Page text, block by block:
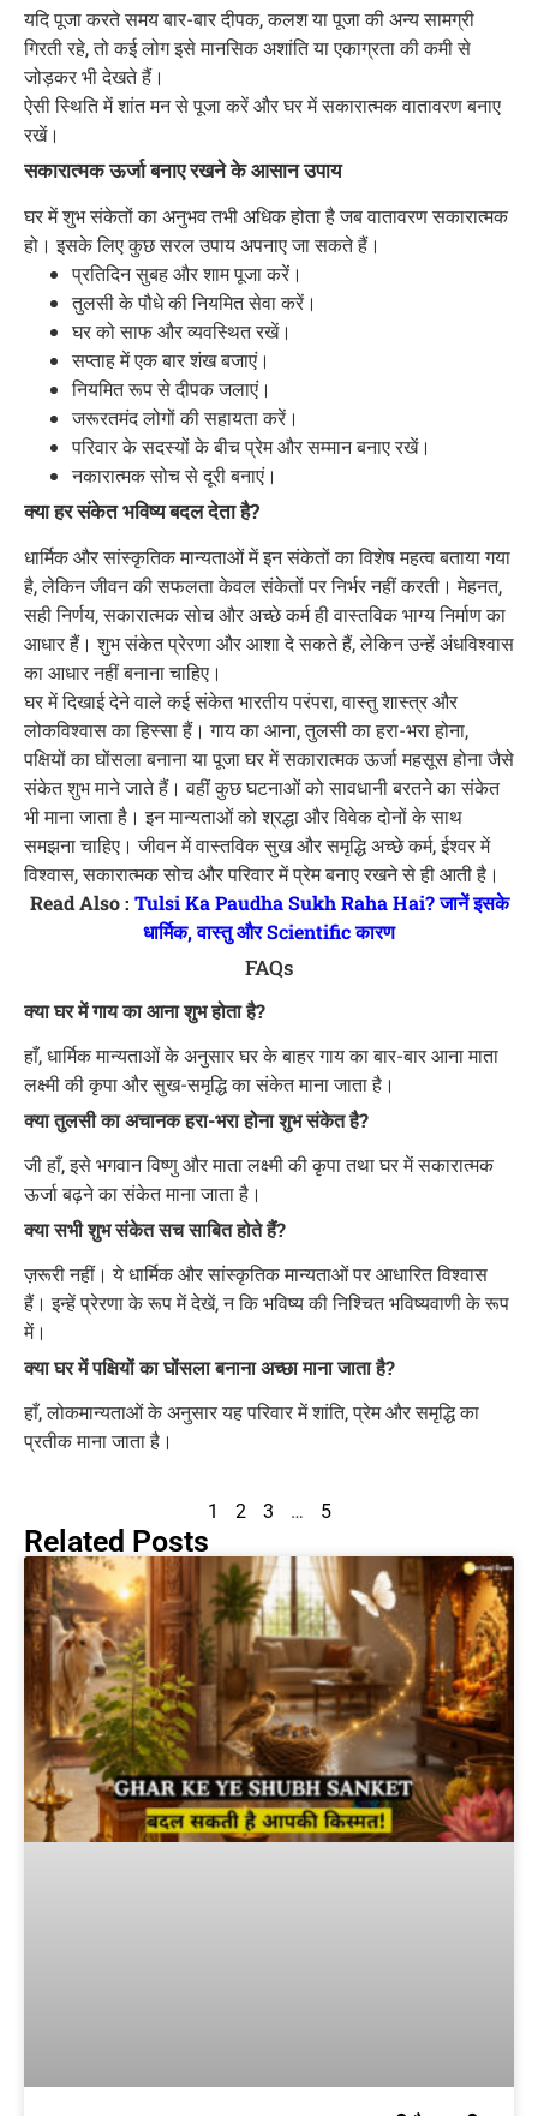
यदि पूजा करते समय बार-बार दीपक, कलश या पूजा की अन्य सामग्री
गिरती रहे, तो कई लोग इसे मानसिक अशांति या एकाग्रता की कमी से
जोड़कर भी देखते हैं।
ऐसी स्थिति में शांत मन से पूजा करें और घर में सकारात्मक वातावरण बनाए
रखें।
सकारात्मक ऊर्जा बनाए रखने के आसान उपाय
घर में शुभ संकेतों का अनुभव तभी अधिक होता है जब वातावरण सकारात्मक
हो। इसके लिए कुछ सरल उपाय अपनाए जा सकते हैं।
प्रतिदिन सुबह और शाम पूजा करें।
तुलसी के पौधे की नियमित सेवा करें।
घर को साफ और व्यवस्थित रखें।
सप्ताह में एक बार शंख बजाएं।
नियमित रूप से दीपक जलाएं।
जरूरतमंद लोगों की सहायता करें।
परिवार के सदस्यों के बीच प्रेम और सम्मान बनाए रखें।
नकारात्मक सोच से दूरी बनाएं।
क्या हर संकेत भविष्य बदल देता है?
धार्मिक और सांस्कृतिक मान्यताओं में इन संकेतों का विशेष महत्व बताया गया
है, लेकिन जीवन की सफलता केवल संकेतों पर निर्भर नहीं करती। मेहनत,
सही निर्णय, सकारात्मक सोच और अच्छे कर्म ही वास्तविक भाग्य निर्माण का
आधार हैं। शुभ संकेत प्रेरणा और आशा दे सकते हैं, लेकिन उन्हें अंधविश्वास
का आधार नहीं बनाना चाहिए।
घर में दिखाई देने वाले कई संकेत भारतीय परंपरा, वास्तु शास्त्र और
लोकविश्वास का हिस्सा हैं। गाय का आना, तुलसी का हरा-भरा होना,
पक्षियों का घोंसला बनाना या पूजा घर में सकारात्मक ऊर्जा महसूस होना जैसे
संकेत शुभ माने जाते हैं। वहीं कुछ घटनाओं को सावधानी बरतने का संकेत
भी माना जाता है। इन मान्यताओं को श्रद्धा और विवेक दोनों के साथ
समझना चाहिए। जीवन में वास्तविक सुख और समृद्धि अच्छे कर्म, ईश्वर में
विश्वास, सकारात्मक सोच और परिवार में प्रेम बनाए रखने से ही आती है।
Read Also : Tulsi Ka Paudha Sukh Raha Hai? जानें इसके
धार्मिक, वास्तु और Scientific कारण
FAQs
क्या घर में गाय का आना शुभ होता है?
हाँ, धार्मिक मान्यताओं के अनुसार घर के बाहर गाय का बार-बार आना माता
लक्ष्मी की कृपा और सुख-समृद्धि का संकेत माना जाता है।
क्या तुलसी का अचानक हरा-भरा होना शुभ संकेत है?
जी हाँ, इसे भगवान विष्णु और माता लक्ष्मी की कृपा तथा घर में सकारात्मक
ऊर्जा बढ़ने का संकेत माना जाता है।
क्या सभी शुभ संकेत सच साबित होते हैं?
ज़रूरी नहीं। ये धार्मिक और सांस्कृतिक मान्यताओं पर आधारित विश्वास
हैं। इन्हें प्रेरणा के रूप में देखें, न कि भविष्य की निश्चित भविष्यवाणी के रूप
में।
क्या घर में पक्षियों का घोंसला बनाना अच्छा माना जाता है?
हाँ, लोकमान्यताओं के अनुसार यह परिवार में शांति, प्रेम और समृद्धि का
प्रतीक माना जाता है।
1 2 3 … 5
Related Posts